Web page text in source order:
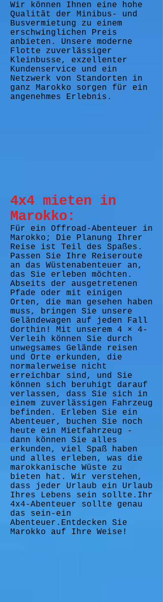
Wir können Ihnen eine hohe
Qualität der Minibus- und
Busvermietung zu einem
erschwinglichen Preis
anbieten. Unsere moderne
Flotte zuverlässiger
Kleinbusse, exzellenter
Kundenservice und ein
Netzwerk von Standorten in
ganz Marokko sorgen für ein
angenehmes Erlebnis.
4x4 mieten in
Marokko:
Für ein Offroad-Abenteuer in
Marokko; Die Planung Ihrer
Reise ist Teil des Spaßes.
Passen Sie Ihre Reiseroute
an das Wüstenabenteuer an,
das Sie erleben möchten.
Abseits der ausgetretenen
Pfade oder mit einigen
Orten, die man gesehen haben
muss, bringen Sie unsere
Geländewagen auf jeden Fall
dorthin! Mit unserem 4 × 4-
Verleih können Sie durch
unwegsames Gelände reisen
und Orte erkunden, die
normalerweise nicht
erreichbar sind, und Sie
können sich beruhigt darauf
verlassen, dass Sie sich in
einem zuverlässigen Fahrzeug
befinden. Erleben Sie ein
Abenteuer, buchen Sie noch
heute ein Mietfahrzeug -
dann können Sie alles
erkunden, viel Spaß haben
und alles erleben, was die
marokkanische Wüste zu
bieten hat. Wir verstehen,
dass jeder Urlaub ein Urlaub
Ihres Lebens sein sollte.Ihr
4x4-Abenteuer sollte genau
das sein-ein
Abenteuer.Entdecken Sie
Marokko auf Ihre Weise!